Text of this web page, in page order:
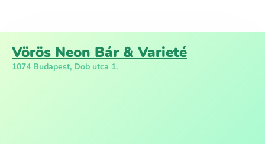
Vörös Neon Bár & Varieté
1074 Budapest, Dob utca 1.